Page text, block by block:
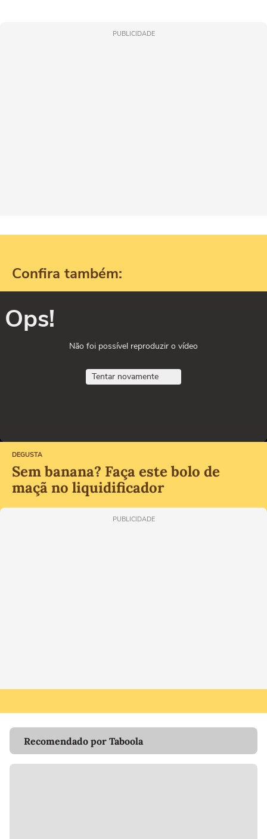
PUBLICIDADE
Confira também:
Ops!
Não foi possível reproduzir o vídeo
Tentar novamente
DEGUSTA
Sem banana? Faça este bolo de
maçã no liquidificador
PUBLICIDADE
Recomendado por Taboola